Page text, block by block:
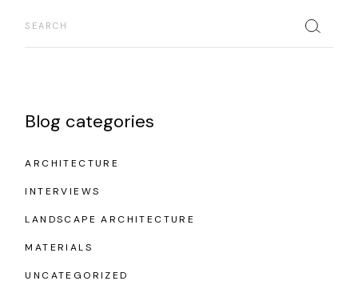
Blog categories
ARCHITECTURE
INTERVIEWS
LANDSCAPE ARCHITECTURE
MATERIALS
UNCATEGORIZED